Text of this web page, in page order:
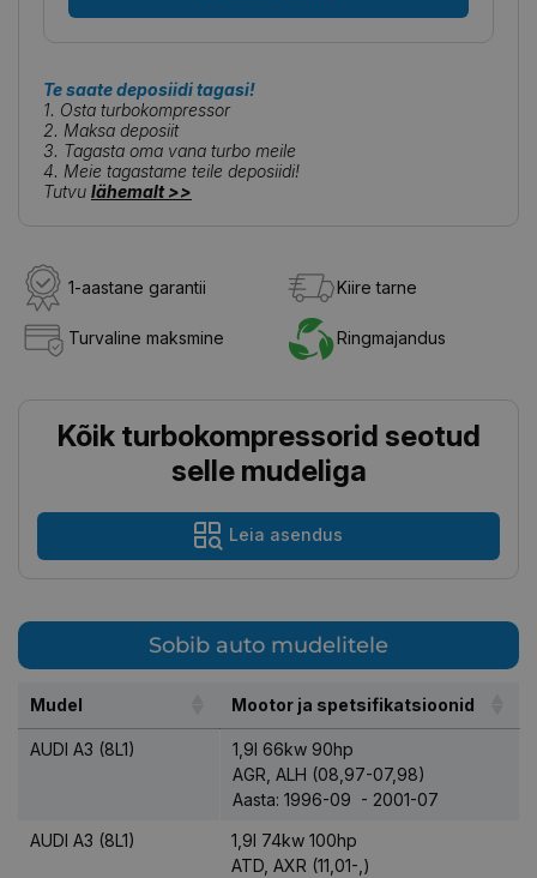
Te saate deposiidi tagasi!
1. Osta turbokompressor
2. Maksa deposiit
3. Tagasta oma vana turbo meile
4. Meie tagastame teile deposiidi!
Tutvu lähemalt >>
1-aastane garantii Kiire tarne
Turvaline maksmine Ringmajandus
Kõik turbokompressorid seotud
selle mudeliga
Leia asendus
Sobib auto mudelitele
Mudel Mootor ja spetsifikatsioonid
AUDI A3 (8L1)
1,9l 66kw 90hp
AGR, ALH (08,97-07,98)
Aasta: 1996-09 - 2001-07
AUDI A3 (8L1)
1,9l 74kw 100hp
ATD, AXR (11,01-,)